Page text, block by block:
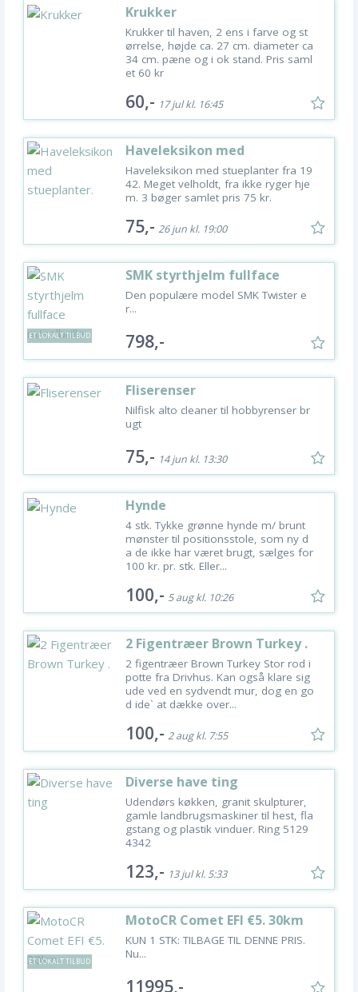
Krukker
Krukker til haven, 2 ens i farve og st
ørrelse, højde ca. 27 cm. diameter ca
34 cm. pæne og i ok stand. Pris saml
et 60 kr
60,- 17 jul kl. 16:45
Haveleksikon med
stueplanter.
Haveleksikon med stueplanter fra 19
42. Meget velholdt, fra ikke ryger hje
m. 3 bøger samlet pris 75 kr.
75,- 26 jun kl. 19:00
ET LOKALT TILBUD
SMK styrthjelm fullface
m/solbrille
Den populære model SMK Twister e
r...
798,-
Fliserenser
Nilfisk alto cleaner til hobbyrenser br
ugt
75,- 14 jun kl. 13:30
Hynde
4 stk. Tykke grønne hynde m/ brunt
mønster til positionsstole, som ny d
a de ikke har været brugt, sælges for
100 kr. pr. stk. Eller...
100,- 5 aug kl. 10:26
2 Figentræer Brown Turkey .
2 figentræer Brown Turkey Stor rod i
potte fra Drivhus. Kan også klare sig
ude ved en sydvendt mur, dog en go
d ide` at dække over...
100,- 2 aug kl. 7:55
Diverse have ting
Udendørs køkken, granit skulpturer,
gamle landbrugsmaskiner til hest, fla
gstang og plastik vinduer. Ring 5129
4342
123,- 13 jul kl. 5:33
ET LOKALT TILBUD
MotoCR Comet EFI €5. 30km
KUN 1 STK: TILBAGE TIL DENNE PRIS.
Nu...
11995,-